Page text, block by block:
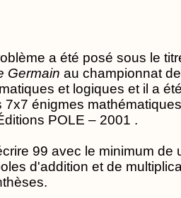
a été posé sous le
Germain au championnat
et logiques et il a
7x7 énigmes mathématiques
POLE – 2001 .
99 avec le minimum de
d'addition et de